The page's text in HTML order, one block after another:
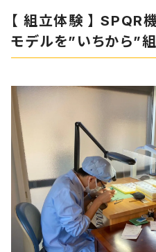
【 組立体験 】 SPQR
モデルを”いちから”